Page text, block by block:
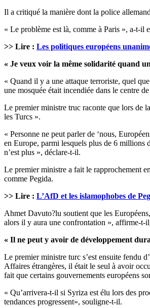
Il a critiqué la manière dont la police
« Le problème est là, comme à Paris », a-t-il
>> Lire : Les politiques européens
« Je veux voir la même solidarité quand
« Quand il y a une attaque terroriste, quel
une mosquée était incendiée dans le centre
Le premier ministre truc raconte que lors de
les Turcs ».
« Personne ne peut parler de ‘nous,
en Europe, parmi lesquels plus de 6 millions
n’est plus », déclare-t-il.
Le premier ministre a fait le rapprochement
comme Pegida.
>> Lire : L’AfD et les islamophobes de
Ahmet Davuto?lu soutient que les
alors il y aura une confrontation », affirme-t-
« Il ne peut y avoir de développement
Le premier ministre turc s’est ensuite fendu
Affaires étrangères, il était le seul à avoir
fait que certains gouvernements européens
« Qu’arrivera-t-il si Syriza est élu lors des
tendances progressent», souligne-t-il.